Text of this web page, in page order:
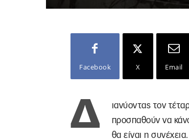
Facebook X Email
Δ
ιανύοντας τον
προσπαθούν να
θα είναι η